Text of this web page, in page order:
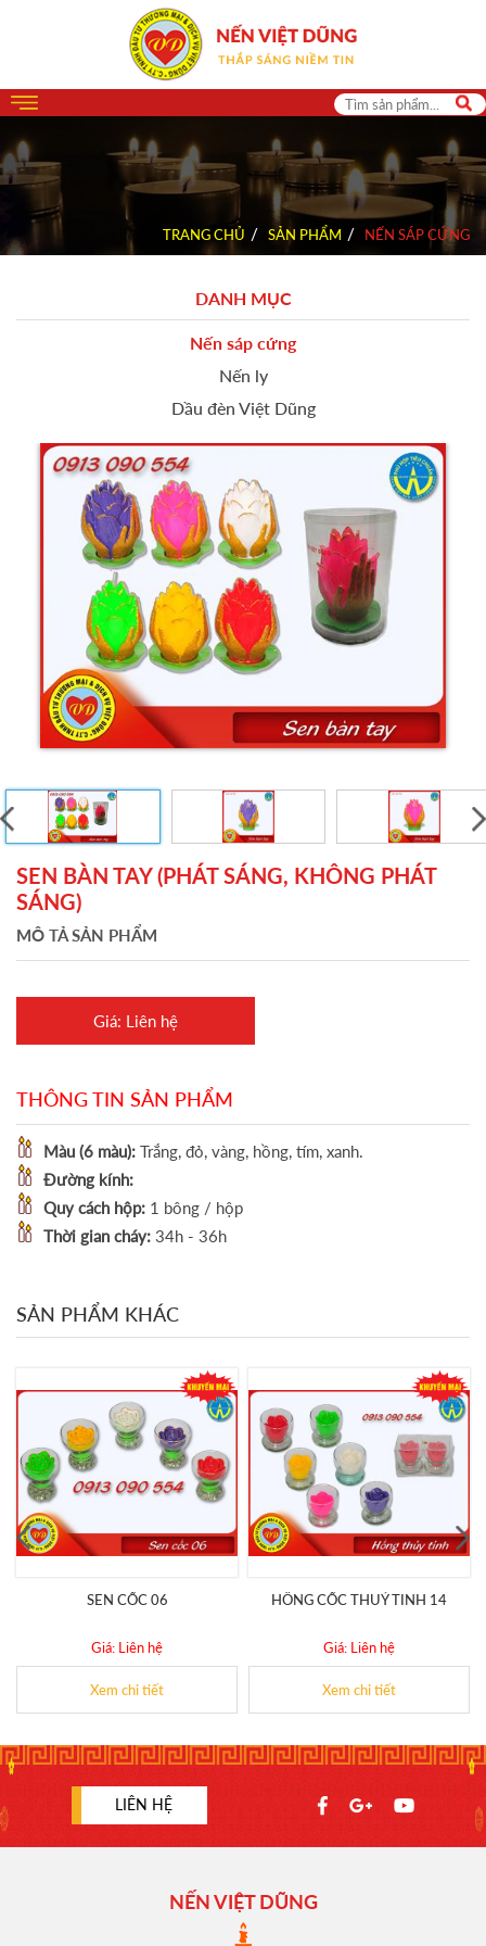
TRANG CHỦ SẢN PHẨM NẾN SÁP CỨNG
DANH MỤC
Nến sáp cứng
Nến ly
Dầu đèn Việt Dũng
SEN BÀN TAY (PHÁT SÁNG, KHÔNG PHÁT
SÁNG)
MÔ TẢ SẢN PHẨM
Giá: Liên hệ
THÔNG TIN SẢN PHẨM
Màu (6 màu): Trắng, đỏ, vàng, hồng, tím, xanh.
Đường kính:
Quy cách hộp: 1 bông / hộp
Thời gian cháy: 34h - 36h
SẢN PHẨM KHÁC
SEN CỐC 06
Giá: Liên hệ
Xem chi tiết
HÔNG CỐC THUỶ TINH 14
Giá: Liên hệ
Xem chi tiết
LIÊN HỆ
NẾN VIỆT DŨNG